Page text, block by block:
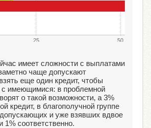
25 50
имеет сложности с выплатами
чаще допускают
еще один кредит, чтобы
с имеющимися: в проблемной
о такой возможности, а 3%
кредит, в благополучной группе
и уже взявших вдвое
1% соответственно.